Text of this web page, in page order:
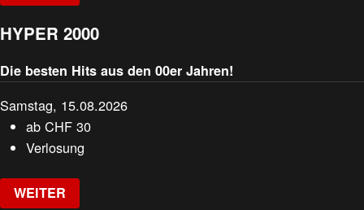
HYPER 2000
Die besten Hits aus den 00er Jahren!
Samstag, 15.08.2026
abCHF 30
Verlosung
WEITER